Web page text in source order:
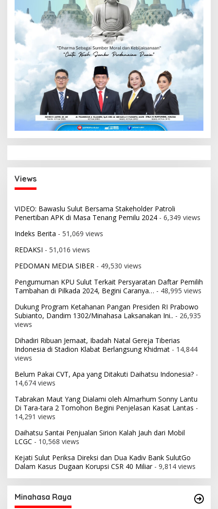
Views
VIDEO: Bawaslu Sulut Bersama Stakeholder Patroli
Penertiban APK di Masa Tenang Pemilu 2024 - 6,349 views
Indeks Berita - 51,069 views
REDAKSI - 51,016 views
PEDOMAN MEDIA SIBER - 49,530 views
Pengumuman KPU Sulut Terkait Persyaratan Daftar Pemilih
Tambahan di Pilkada 2024, Begini Caranya… - 48,995 views
Dukung Program Ketahanan Pangan Presiden RI Prabowo
Subianto, Dandim 1302/Minahasa Laksanakan Ini.. - 26,935
views
Dihadiri Ribuan Jemaat, Ibadah Natal Gereja Tiberias
Indonesia di Stadion Klabat Berlangsung Khidmat - 14,844
views
Belum Pakai CVT, Apa yang Ditakuti Daihatsu Indonesia? -
14,674 views
Tabrakan Maut Yang Dialami oleh Almarhum Sonny Lantu
Di Tara-tara 2 Tomohon Begini Penjelasan Kasat Lantas -
14,291 views
Daihatsu Santai Penjualan Sirion Kalah Jauh dari Mobil
LCGC - 10,568 views
Kejati Sulut Periksa Direksi dan Dua Kadiv Bank SulutGo
Dalam Kasus Dugaan Korupsi CSR 40 Miliar- 9,814 views
Minahasa Raya